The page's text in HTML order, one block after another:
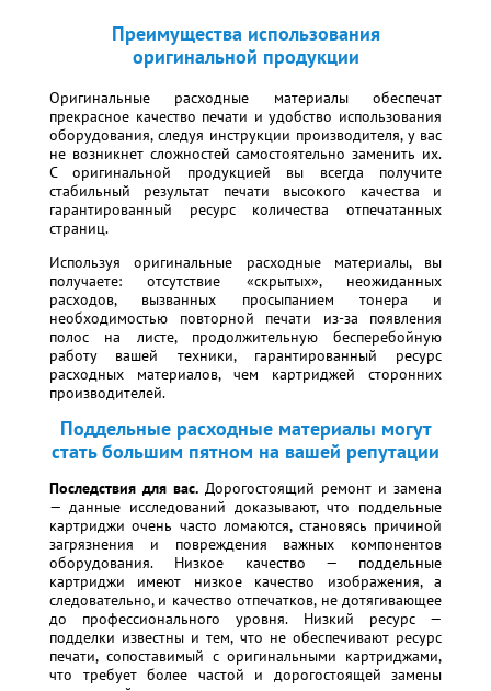
Преимущества использования
оригинальной продукции
Оригинальные расходные материалы обеспечат
прекрасное качество печати и удобство использования
оборудования, следуя инструкции производителя, у вас
не возникнет сложностей самостоятельно заменить их.
С оригинальной продукцией вы всегда получите
стабильный результат печати высокого качества и
гарантированный ресурс количества отпечатанных
страниц.
Используя оригинальные расходные материалы, вы
получаете: отсутствие «скрытых», неожиданных
расходов, вызванных просыпанием тонера и
необходимостью повторной печати из-за появления
полос на листе, продолжительную бесперебойную
работу вашей техники, гарантированный ресурс
расходных материалов, чем картриджей сторонних
производителей.
Поддельные расходные материалы могут
стать большим пятном на вашей репутации
Последствия для вас. Дорогостоящий ремонт и замена
— данные исследований доказывают, что поддельные
картриджи очень часто ломаются, становясь причиной
загрязнения и повреждения важных компонентов
оборудования. Низкое качество — поддельные
картриджи имеют низкое качество изображения, а
следовательно, и качество отпечатков, не дотягивающее
до профессионального уровня. Низкий ресурс —
подделки известны и тем, что не обеспечивают ресурс
печати, сопоставимый с оригинальными картриджами,
что требует более частой и дорогостоящей замены